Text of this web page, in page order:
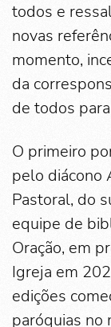
todos e
novas
momento,
da
de todos
O primeiro
pelo diácono
Pastoral, do
equipe de
Oração, em
Igreja em
edições
paróquias no